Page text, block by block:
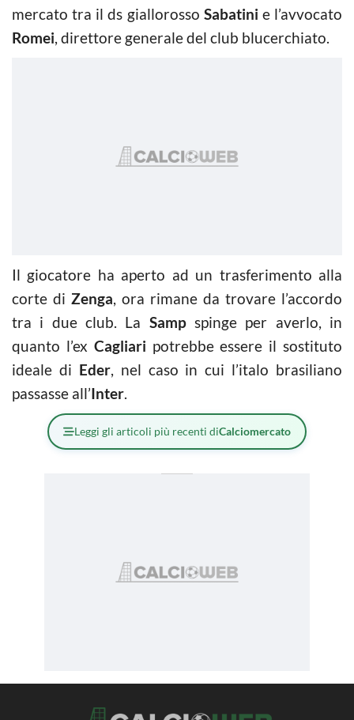
mercato tra il ds giallorosso Sabatini e l’avvocato
Romei, direttore generale del club blucerchiato.
Il giocatore ha aperto ad un trasferimento alla
corte di Zenga, ora rimane da trovare l’accordo
tra i due club. La Sampspinge per averlo, in
quanto l’ex Cagliari potrebbe essere il sostituto
ideale di Eder, nel caso in cui l’italo brasiliano
passasse all’Inter.
Leggi gli articoli più recenti diCalciomercato